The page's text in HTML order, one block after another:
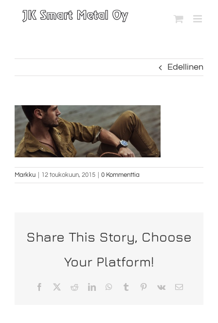
Edellinen
Markku 12 toukokuun, 2015 0 Kommenttia
Share This Story, Choose
Your Platform!
Facebook RedditLinkedInWhatsApp
Tumblr Pinterest
Vk Sähköposti